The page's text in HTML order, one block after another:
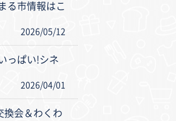
る市情報はこ
2026/05/12
っぱい!シネ
2026/04/01
換会＆わくわ